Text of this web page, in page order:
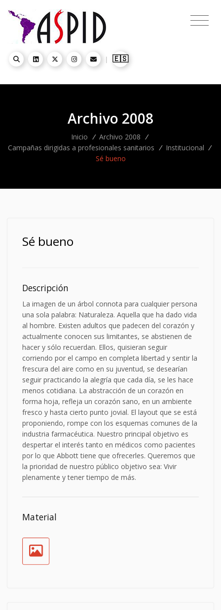
| 🇪🇸
Archivo 2008
Inicio / Archivo 2008 /
Campañas dirigidas a profesionales sanitarios / Institucional /
Sé bueno
Sé bueno
Descripción
La imagen de un árbol connota para cualquier persona
una sola palabra: Naturaleza. Aquella que ha dado vida
al hombre. Existen adultos que padecen del corazón y
actualmente conocen sus limitantes, se abstienen de
hacer y sólo recuerdan. Ellos, quisieran seguir
corriendo por el campo en completa libertad y sentir la
frescura del aire como en su juventud, se desearían
seguir practicando la alegría que cada día, se les hace
menos cotidiana. La abstracción de un corazón en
forma hoja, refleja un corazón sano, en un ambiente
fresco y hasta cierto punto jovial. El layout que se está
proponiendo, rompe con los esquemas comunes de la
industria farmacéutica. Nuestro principal objetivo es
despertar el interés tanto en médicos como pacientes
por lo que Abbott tiene que ofrecerles. Queremos que
la prioridad de nuestro público objetivo sea: Vivir
plenamente y tener tiempo de más.
Material